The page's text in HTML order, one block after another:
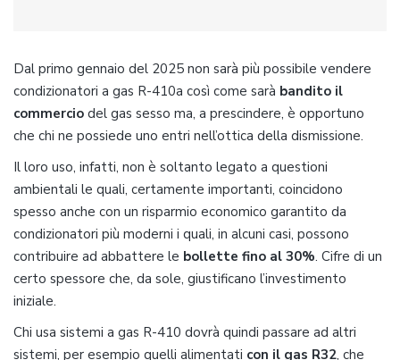
Dal primo gennaio del 2025 non sarà più possibile vendere
condizionatori a gas R-410a così come sarà bandito il
commercio del gas sesso ma, a prescindere, è opportuno
che chi ne possiede uno entri nell’ottica della dismissione.
Il loro uso, infatti, non è soltanto legato a questioni
ambientali le quali, certamente importanti, coincidono
spesso anche con un risparmio economico garantito da
condizionatori più moderni i quali, in alcuni casi, possono
contribuire ad abbattere le bollette fino al 30%. Cifre di un
certo spessore che, da sole, giustificano l’investimento
iniziale.
Chi usa sistemi a gas R-410 dovrà quindi passare ad altri
sistemi, per esempio quelli alimentati con il gas R32, che